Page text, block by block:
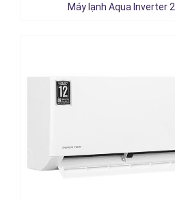
Máy lạnh Aqua Inverter
Chi